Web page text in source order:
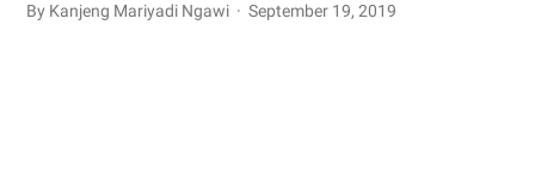
By Kanjeng Mariyadi Ngawi September 19, 2019